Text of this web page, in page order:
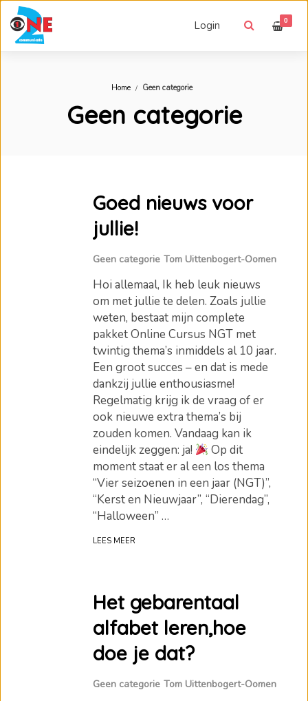
Login 0
Home Geen categorie
Geen categorie
Goed nieuws voor
jullie!
Geen categorie Tom Uittenbogert-Oomen
Hoi allemaal, Ik heb leuk nieuws
om met jullie te delen. Zoals jullie
weten, bestaat mijn complete
pakket Online Cursus NGT met
twintig thema’s inmiddels al 10 jaar.
Een groot succes – en dat is mede
dankzij jullie enthousiasme!
Regelmatig krijg ik de vraag of er
ook nieuwe extra thema’s bij
zouden komen. Vandaag kan ik
eindelijk zeggen: ja!
Op dit
moment staat er al een los thema
“Vier seizoenen in een jaar (NGT)”,
“Kerst en Nieuwjaar”, “Dierendag”,
“Halloween” …
LEES MEER
Het gebarentaal
alfabet leren,hoe
doe je dat?
Geen categorie Tom Uittenbogert-Oomen